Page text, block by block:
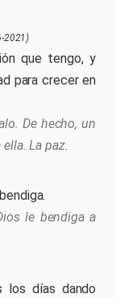
2021)
que tengo, y
para crecer en
De hecho, un
La paz.
le bendiga a
los días dando